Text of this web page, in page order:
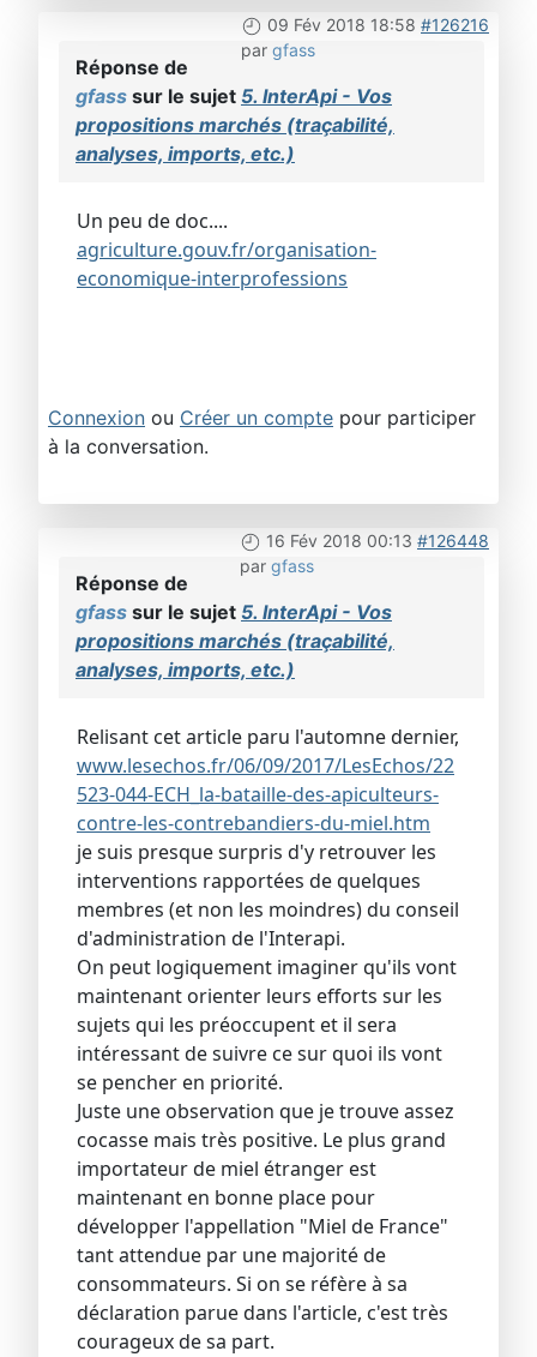
09 Fév 2018 18:58 #126216
par gfass
Réponse de
gfass sur le sujet 5. InterApi - Vos
propositions marchés (traçabilité,
analyses, imports, etc.)
Un peu de doc....
agriculture.gouv.fr/organisation-
economique-interprofessions
Connexion ou Créer un compte pour participer
à la conversation.
16 Fév 2018 00:13 #126448
par gfass
Réponse de
gfass sur le sujet 5. InterApi - Vos
propositions marchés (traçabilité,
analyses, imports, etc.)
Relisant cet article paru l'automne dernier,
www.lesechos.fr/06/09/2017/LesEchos/22
523-044-ECH_la-bataille-des-apiculteurs-
contre-les-contrebandiers-du-miel.htm
je suis presque surpris d'y retrouver les
interventions rapportées de quelques
membres (et non les moindres) du conseil
d'administration de l'Interapi.
On peut logiquement imaginer qu'ils vont
maintenant orienter leurs efforts sur les
sujets qui les préoccupent et il sera
intéressant de suivre ce sur quoi ils vont
se pencher en priorité.
Juste une observation que je trouve assez
cocasse mais très positive. Le plus grand
importateur de miel étranger est
maintenant en bonne place pour
développer l'appellation "Miel de France"
tant attendue par une majorité de
consommateurs. Si on se réfère à sa
déclaration parue dans l'article, c'est très
courageux de sa part.